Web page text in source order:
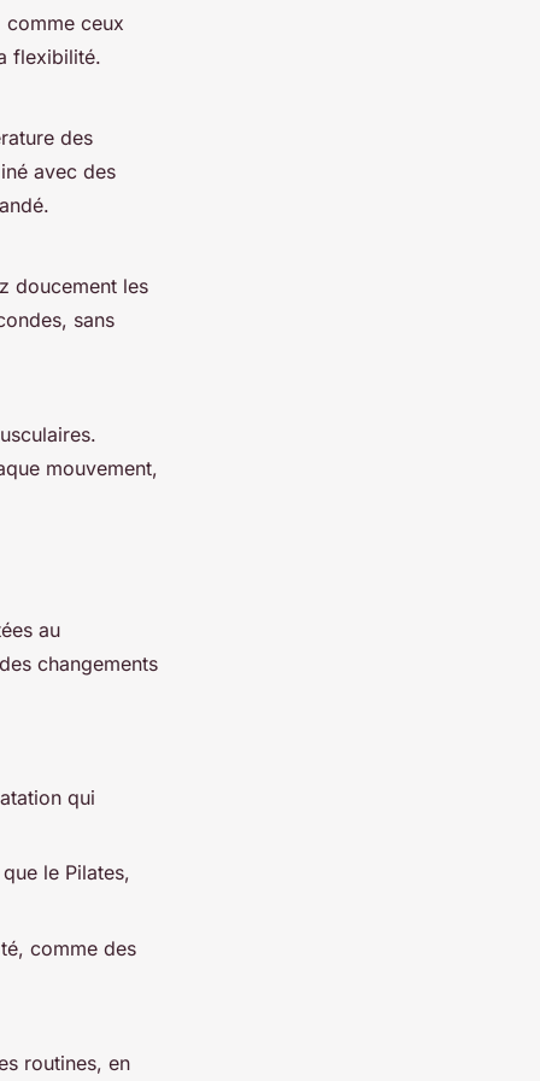
ceux
flexibilité.
des
avec des
doucement les
sans
mouvement,
au
changements
qui
le Pilates,
comme des
routines, en